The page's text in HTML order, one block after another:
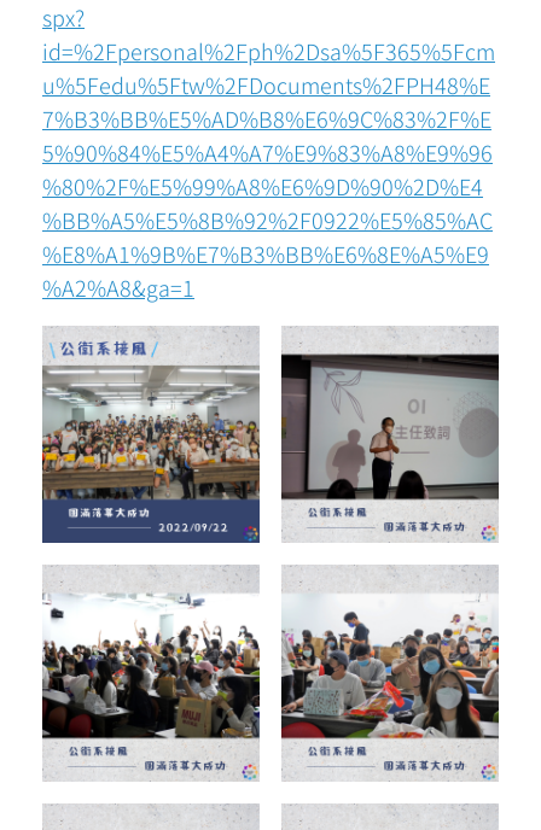
spx?
id=%2Fpersonal%2Fph%2Dsa%5F365%5Fcm
u%5Fedu%5Ftw%2FDocuments%2FPH48%E
7%B3%BB%E5%AD%B8%E6%9C%83%2F%E
5%90%84%E5%A4%A7%E9%83%A8%E9%96
%80%2F%E5%99%A8%E6%9D%90%2D%E4
%BB%A5%E5%8B%92%2F0922%E5%85%AC
%E8%A1%9B%E7%B3%BB%E6%8E%A5%E9
%A2%A8&ga=1